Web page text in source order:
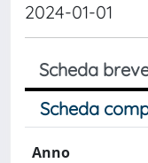
2024-01-01
Scheda
Scheda
Anno